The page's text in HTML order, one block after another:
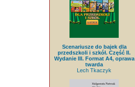
Scenariusze do bajek dla
przedszkoli i szkół. Część II.
Wydanie III. Format A4, oprawa
twarda
Lech Tkaczyk